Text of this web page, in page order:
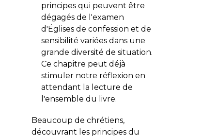
principes qui peuvent être
dégagés de l'examen
d'Églises de confession et de
sensibilité variées dans une
grande diversité de situation.
Ce chapitre peut déjà
stimuler notre réflexion en
attendant la lecture de
l'ensemble du livre.
Beaucoup de chrétiens,
découvrant les principes du